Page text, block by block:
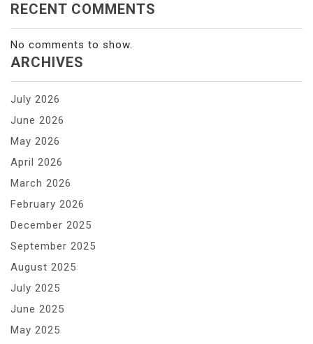
RECENT COMMENTS
No comments to show.
ARCHIVES
July 2026
June 2026
May 2026
April 2026
March 2026
February 2026
December 2025
September 2025
August 2025
July 2025
June 2025
May 2025